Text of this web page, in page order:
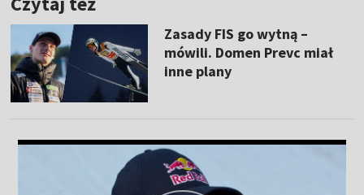
Zasady FIS go wytną –
mówili. Domen Prevc miał
inne plany